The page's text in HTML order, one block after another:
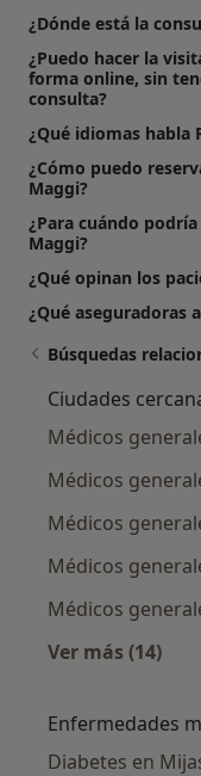
¿Dónde está la
¿Puedo hacer la
forma online, sin
consulta?
¿Qué idiomas habla
¿Cómo puedo
Maggi?
¿Para cuándo
Maggi?
¿Qué opinan los
¿Qué aseguradoras
Búsquedas
Ciudades
Médicos
Médicos
Médicos
Médicos
Médicos
Ver más (14)
Enfermedades
Diabetes en